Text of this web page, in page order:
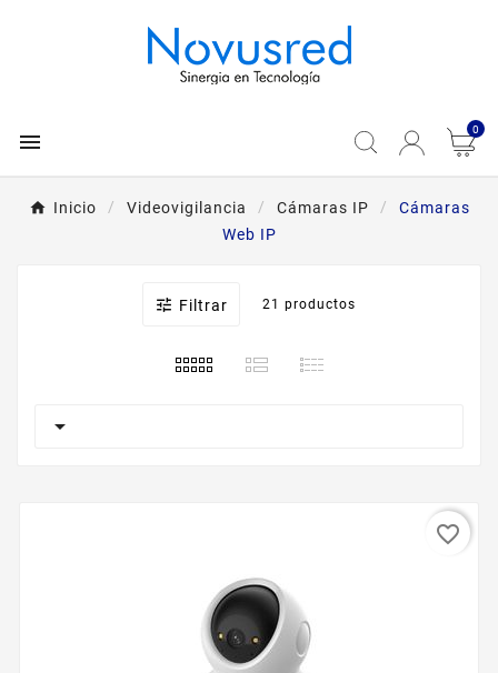
 0
Inicio Videovigilancia Cámaras IP
Cámaras
Web IP
 Filtrar 21 productos

favorite_border